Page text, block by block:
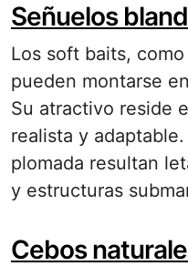
Señuelos
Los soft baits, como
pueden montarse
Su atractivo reside
realista y
plomada resultan
y estructuras
Cebos